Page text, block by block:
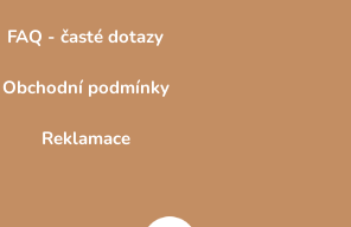
FAQ - časté dotazy
Obchodní podmínky
Reklamace